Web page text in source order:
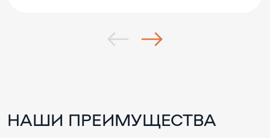
НАШИ ПРЕИМУЩЕСТВА